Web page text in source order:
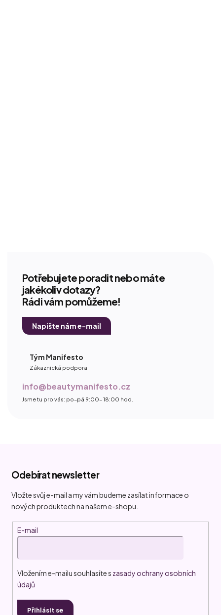
Potřebujete poradit nebo máte
jakékoliv dotazy?
Rádi vám pomůžeme!
Napište nám e-mail
Tým Manifesto
Zákaznická podpora
info@beautymanifesto.cz
Jsme tu pro vás: po–pá 9:00– 18:00 hod.
Odebírat newsletter
Vložte svůj e-mail a my vám budeme zasílat informace o
nových produktech na našem e-shopu.
E-mail
Vložením e-mailu souhlasíte s zasady ochrany osobních
údajů
Přihlásit se